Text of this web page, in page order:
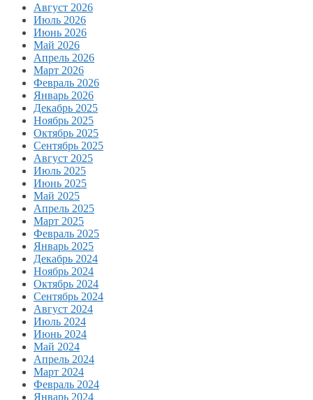
Август 2026
Июль 2026
Июнь 2026
Май 2026
Апрель 2026
Март 2026
Февраль 2026
Январь 2026
Декабрь 2025
Ноябрь 2025
Октябрь 2025
Сентябрь 2025
Август 2025
Июль 2025
Июнь 2025
Май 2025
Апрель 2025
Март 2025
Февраль 2025
Январь 2025
Декабрь 2024
Ноябрь 2024
Октябрь 2024
Сентябрь 2024
Август 2024
Июль 2024
Июнь 2024
Май 2024
Апрель 2024
Март 2024
Февраль 2024
Январь 2024